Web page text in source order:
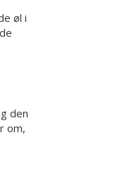
øl i
den
om,